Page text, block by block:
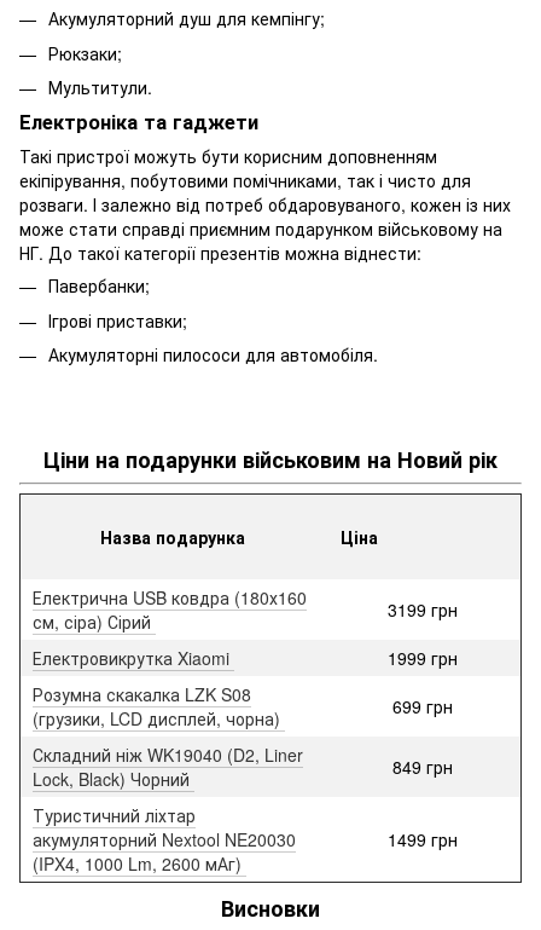
Акумуляторний душ для кемпінгу;
Рюкзаки;
Мультитули.
Електроніка та гаджети
Такі пристрої можуть бути корисним доповненням
екіпірування, побутовими помічниками, так і чисто для
розваги. І залежно від потреб обдаровуваного, кожен із них
може стати справді приємним подарунком військовому на
НГ. До такої категорії презентів можна віднести:
Павербанки;
Ігрові приставки;
Акумуляторні пилососи для автомобіля.
Ціни на подарунки військовим на Новий рік
Назва подарунка Ціна
Електрична USB ковдра (180х160
см, сіра) Сірий
3199 грн
Електровикрутка Xiaomi
1999 грн
Розумна скакалка LZK S08
(грузики, LCD дисплей, чорна)
699 грн
Складний ніж WK19040 (D2, Liner
Lock, Black) Чорний
849 грн
Туристичний ліхтар
акумуляторний Nextool NE20030
(IPX4, 1000 Lm, 2600 мАг)
1499 грн
Висновки